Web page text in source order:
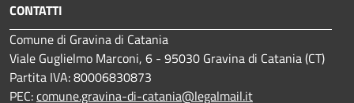
CONTATTI
Comune di Gravina di Catania
Viale Guglielmo Marconi, 6 - 95030 Gravina di Catania (CT)
Partita IVA: 80006830873
PEC:comune.gravina-di-catania@legalmail.it